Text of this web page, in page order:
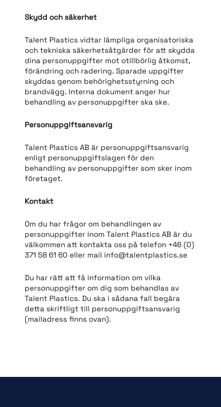
Skydd och säkerhet
Talent Plastics vidtar lämpliga organisatoriska
och tekniska säkerhetsåtgärder för att skydda
dina personuppgifter mot otillbörlig åtkomst,
förändring och radering. Sparade uppgifter
skyddas genom behörighetsstyrning och
brandvägg. Interna dokument anger hur
behandling av personuppgifter ska ske.
Personuppgiftsansvarig
Talent Plastics AB är personuppgiftsansvarig
enligt personuppgiftslagen för den
behandling av personuppgifter som sker inom
företaget.
Kontakt
Om du har frågor om behandlingen av
personuppgifter inom Talent Plastics AB är du
välkommen att kontakta oss på telefon +46 (0)
371 58 61 60 eller mail info@talentplastics.se
Du har rätt att få information om vilka
personuppgifter om dig som behandlas av
Talent Plastics. Du ska i sådana fall begära
detta skriftligt till personuppgiftsansvarig
(mailadress finns ovan).